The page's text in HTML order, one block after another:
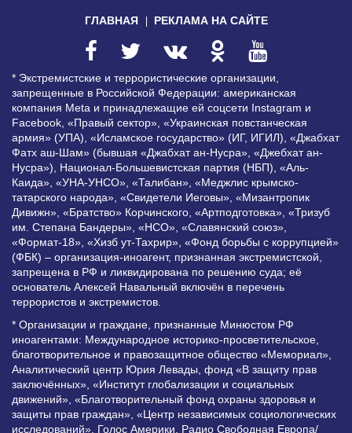
ГЛАВНАЯ РЕКЛАМА НА САЙТЕ
* Экстремистские и террористические организации,
запрещенные в Российской Федерации: американская
компания Meta и принадлежащие ей соцсети Instagram и
Facebook, «Правый сектор», «Украинская повстанческая
армия» (УПА), «Исламское государство» (ИГ, ИГИЛ), «Джабхат
Фатх аш-Шам» (бывшая «Джабхат ан-Нусра», «Джебхат ан-
Нусра»), Национал-Большевистская партия (НБП), «Аль-
Каида», «УНА-УНСО», «Талибан», «Меджлис крымско-
татарского народа», «Свидетели Иеговы», «Мизантропик
Дивижн», «Братство» Корчинского, «Артподготовка», «Тризуб
им. Степана Бандеры», «НСО», «Славянский союз»,
«Формат-18», «Хизб ут-Тахрир», «Фонд борьбы с коррупцией»
(ФБК) – организация-иноагент, признанная экстремистской,
запрещена в РФ и ликвидирована по решению суда; её
основатель Алексей Навальный включён в перечень
террористов и экстремистов.
* Организации и граждане, признанные Минюстом РФ
иноагентами: Международное историко-просветительское,
благотворительное и правозащитное общество «Мемориал»,
Аналитический центр Юрия Левады, фонд «В защиту прав
заключённых», «Институт глобализации и социальных
движений», «Благотворительный фонд охраны здоровья и
защиты прав граждан», «Центр независимых социологических
исследований», Голос Америки, Радио Свободная Европа/